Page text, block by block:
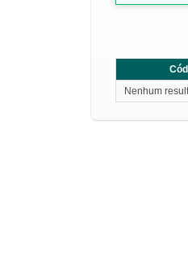
Nenhum